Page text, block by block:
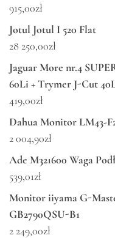
915,00zł
Jotul Jotul I 520 Flat
28 250,00zł
Jaguar More nr.4
60Li + Trymer J-Cut
419,00zł
Dahua Monitor LM43-
2 004,90zł
Ade M321600 Waga
539,01zł
Monitor iiyama G-
GB2790QSU-B1
2 249,00zł